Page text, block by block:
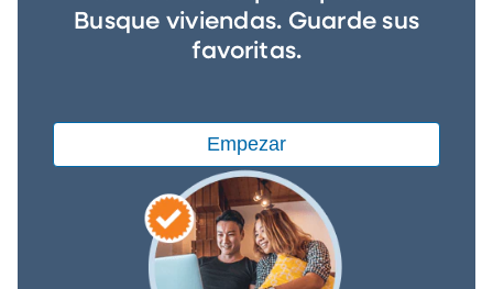
Busque viviendas. Guarde sus
favoritas.
Empezar